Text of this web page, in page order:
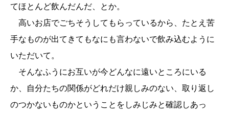
てほとんど飲んだんだ、とか。
高いお店でごちそうしてもらっているから、たとえ苦
手なものが出てきてもなにも言わないで飲み込むように
いただいて。
そんなふうにお互いが今どんなに遠いところにいる
か、自分たちの関係がどれだけ親しみのない、取り返し
のつかないものかということをしみじみと確認しあっ